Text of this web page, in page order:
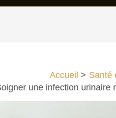
Accueil
Santé
une infection urinaire